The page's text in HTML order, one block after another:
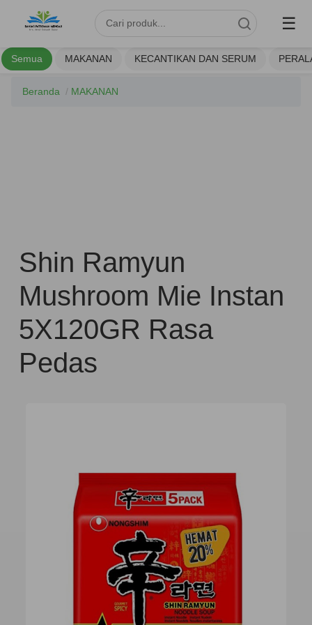
☰
Semua MAKANAN KECANTIKAN DAN SERUM
Beranda / MAKANAN
Shin Ramyun
Mushroom Mie Instan
5X120GR Rasa
Pedas